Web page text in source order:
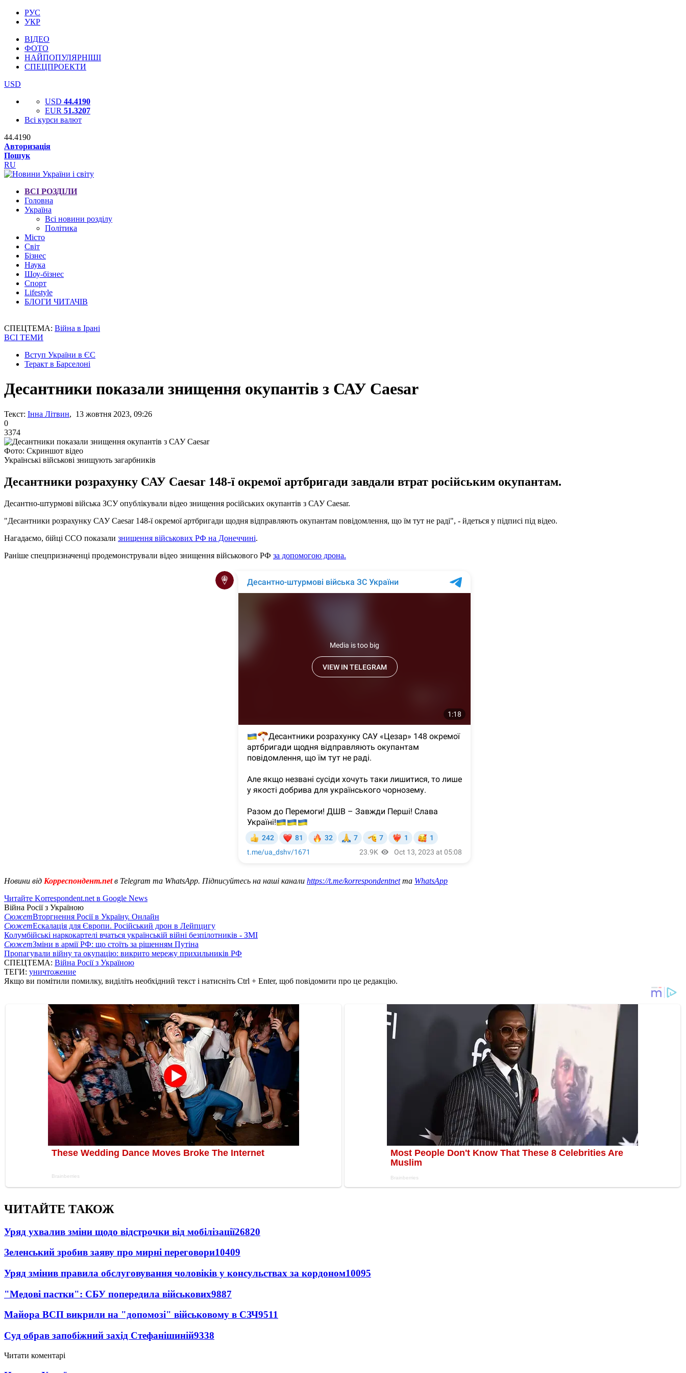
РУС
УКР
ВІДЕО
ФОТО
НАЙПОПУЛЯРНІШІ
СПЕЦПРОЕКТИ
USD
USD 44.4190
EUR 51.3207
Всі курси валют
44.4190
Авторизація
Пошук
RU
ВСІ РОЗДІЛИ
Головна
Україна
Всі новини розділу
Політика
Місто
Світ
Бізнес
Наука
Шоу-бізнес
Спорт
Lifestyle
БЛОГИ ЧИТАЧІВ
СПЕЦТЕМА: Війна в Ірані
ВСІ ТЕМИ
Вступ України в ЄС
Теракт в Барселоні
Десантники показали знищення окупантів з САУ Caesar
Текст: Інна Літвин, 13 жовтня 2023, 09:26
0
3374
Фото: Скриншот відео
Українські військові знищують загарбників
Десантники розрахунку САУ Caesar 148-ї окремої артбригади завдали втрат російським окупантам.
Десантно-штурмові війська ЗСУ опублікували відео знищення російських окупантів з САУ Caesar.
"Десантники розрахунку САУ Caesar 148-ї окремої артбригади щодня відправляють окупантам повідомлення, що їм тут не раді", - йдеться у підписі під відео.
Нагадаємо, бійці ССО показали знищення військових РФ на Донеччині.
Раніше спецпризначенці продемонстрували відео знищення військового РФ за допомогою дрона.
Новини від Корреспондент.netв Telegram та WhatsApp. Підписуйтесь на наші канали https://t.me/korrespondentnetта WhatsApp
Читайте Korrespondent.net в Google News
Війна Росії з Україною
СюжетВторгнення Росії в Україну. Онлайн
СюжетЕскалація для Європи. Російський дрон в Лейпцигу
Колумбійські наркокартелі вчаться українській війні безпілотників - ЗМІ
СюжетЗміни в армії РФ: що стоїть за рішенням Путіна
Пропагували війну та окупацію: викрито мережу прихильників РФ
СПЕЦТЕМА: Війна Росії з Україною
ТЕГИ: уничтожение
Якщо ви помітили помилку, виділіть необхідний текст і натисніть Ctrl + Enter, щоб повідомити про це редакцію.
ЧИТАЙТЕ ТАКОЖ
Уряд ухвалив зміни щодо відстрочки від мобілізації26820
Зеленський зробив заяву про мирні переговори10409
Уряд змінив правила обслуговування чоловіків у консульствах за кордоном10095
"Медові пастки": СБУ попередила військових9887
Майора ВСП викрили на "допомозі" військовому в СЗЧ9511
Суд обрав запобіжний захід Стефанішиній9338
Читати коментарі